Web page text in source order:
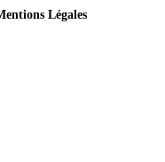
Légales